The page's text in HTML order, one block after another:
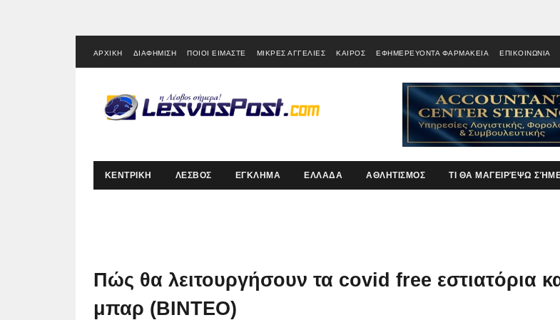
ΑΡΧΙΚΗ ΔΙΑΦΗΜΙΣΗ ΠΟΙΟΙ ΕΙΜΑΣΤΕ ΜΙΚΡΕΣ ΑΓΓΕΛΙΕΣ ΚΑΙΡΟΣ ΕΦΗΜΕΡΕΥΟΝΤΑ ΦΑΡΜΑΚΕΙΑ ΕΠΙΚΟΙΝΩΝΙΑ
ΚΕΝΤΡΙΚΗ ΛΕΣΒΟΣ ΕΓΚΛΗΜΑ ΕΛΛΑΔΑ ΑΘΛΗΤΙΣΜΟΣ ΤΙ ΘΑ ΜΑΓΕΙΡΈΨΩ
Πώς θα λειτουργήσουν τα covid free εστιατόρια
μπαρ (ΒΙΝΤΕΟ)